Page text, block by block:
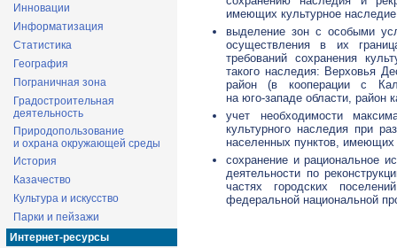
Инновации
Информатизация
Статистика
География
Пограничная зона
Градостроительная
деятельность
Природопользование
и охрана окружающей среды
История
Казачество
Культура и искусство
Парки и пейзажи
Интернет-ресурсы
имеющих культурное
выделение зон с особыми
осуществления в их
требований сохранения
такого наследия: Верховья
район (в кооперации с
на юго-западе области, район
учет необходимости
культурного наследия при
населенных пунктов, имеющих
сохранение и рациональное
деятельности по
частях городских
федеральной национальной